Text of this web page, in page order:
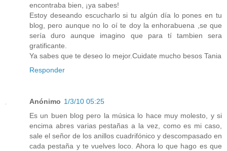
encontraba bien, ¡ya sabes!
Estoy deseando escucharlo si tu algún día lo pones en tu
blog, pero aunque no lo oí te doy la enhorabuena ,se que
sería duro aunque imagino que para tí tambien sera
gratificante.
Ya sabes que te deseo lo mejor.Cuidate mucho besos Tania
Responder
Anónimo 1/3/10 05:25
Es un buen blog pero la música lo hace muy molesto, y si
encima abres varias pestañas a la vez, como es mi caso,
sale el señor de los anillos cuadrifónico y descompasado en
cada pestaña y te vuelves loco. Ahora lo que hago es que